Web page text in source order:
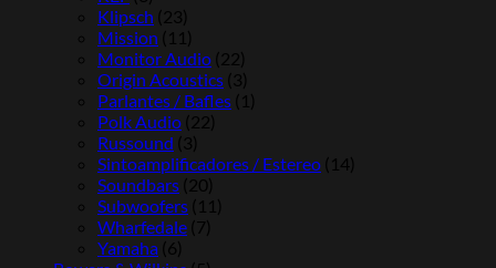
Klipsch (23)
Mission (11)
Monitor Audio (22)
Origin Acoustics (3)
Parlantes / Bafles (1)
Polk Audio (22)
Russound (3)
Sintoamplificadores / Estereo (14)
Soundbars (20)
Subwoofers (11)
Wharfedale (7)
Yamaha (6)